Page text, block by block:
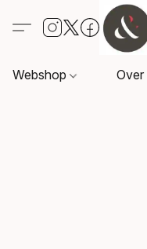
Webshop Over